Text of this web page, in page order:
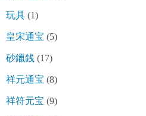
玩具 (1)
皇宋通宝 (5)
砂鑞銭 (17)
祥元通宝 (8)
祥符元宝 (9)